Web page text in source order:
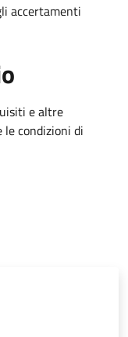
accertamenti
e altre
condizioni di